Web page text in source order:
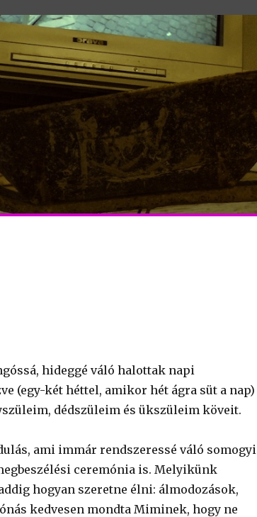
hideggé váló halottak napi
(egy-két héttel, amikor hét ágra süt a nap)
dédszüleim és ükszüleim köveit.
ami immár rendszeressé váló somogyi
ceremónia is. Melyikünk
hogyan szeretne élni: álmodozások,
kedvesen mondta Miminek, hogy ne